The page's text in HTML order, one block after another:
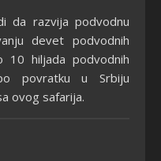
da razvija podvodnu
devet podvodnih
10 hiljada podvodnih
povratku u Srbiju
ovog safarija.